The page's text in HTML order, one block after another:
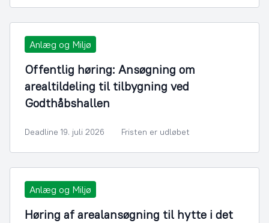
Anlæg og Miljø
Offentlig høring: Ansøgning om
arealtildeling til tilbygning ved
Godthåbshallen
Deadline 19. juli 2026 Fristen er udløbet
Anlæg og Miljø
Høring af arealansøgning til hytte i det